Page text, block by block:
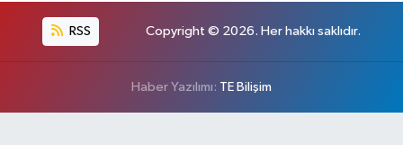
RSS Copyright © 2026. Her hakkı saklıdır.
Haber Yazılımı: TE Bilişim